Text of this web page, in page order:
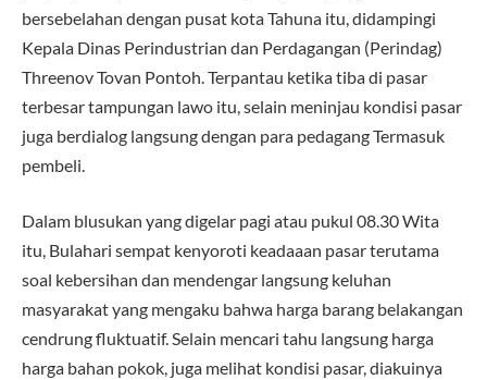
bersebelahan dengan pusat kota Tahuna itu, didampingi
Kepala Dinas Perindustrian dan Perdagangan (Perindag)
Threenov Tovan Pontoh. Terpantau ketika tiba di pasar
terbesar tampungan lawo itu, selain meninjau kondisi pasar
juga berdialog langsung dengan para pedagang Termasuk
pembeli.
Dalam blusukan yang digelar pagi atau pukul 08.30 Wita
itu, Bulahari sempat kenyoroti keadaaan pasar terutama
soal kebersihan dan mendengar langsung keluhan
masyarakat yang mengaku bahwa harga barang belakangan
cendrung fluktuatif. Selain mencari tahu langsung harga
harga bahan pokok, juga melihat kondisi pasar, diakuinya